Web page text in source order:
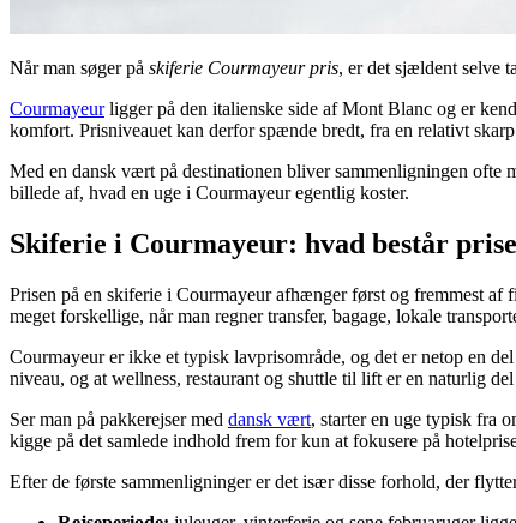
Når man søger på skiferie Courmayeur pris, er det sjældent selve
Courmayeurligger på den italienske side af Mont Blanc og er
komfort. Prisniveauet kan derfor spænde bredt, fra en relativt
Med en dansk vært på destinationen bliver sammenligningen ofte
billede af, hvad en uge i Courmayeur egentlig koster.
Skiferie i Courmayeur: hvad består
Prisen på en skiferie i Courmayeur afhænger først og fremmest
meget forskellige, når man regner transfer, bagage, lokale
Courmayeur er ikke et typisk lavprisområde, og det er netop en
niveau, og at wellness, restaurant og shuttle til lift er en naturlig
Ser man på pakkerejser med dansk vært, starter en uge typisk fra
kigge på det samlede indhold frem for kun at fokusere på
Efter de første sammenligninger er det især disse forhold, der